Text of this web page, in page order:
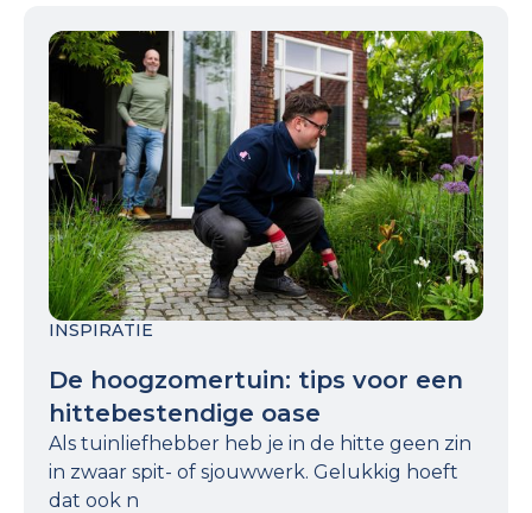
INSPIRATIE
De hoogzomertuin: tips voor een
hittebestendige oase
Als tuinliefhebber heb je in de hitte geen zin
in zwaar spit- of sjouwwerk. Gelukkig hoeft
dat ook n